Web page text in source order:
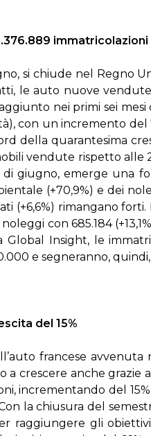
im­ma­tri­co­la­zio­ni
si chiu­de nel Re­gno
le au­to nuo­ve
nei pri­mi sei me­si
con un in­cre­men­to del
del­la qua­ran­te­si­ma
ven­du­te ri­spet­to al­le
di giu­gno, emer­ge una
(+70,9%) e dei
(+6,6%) ri­man­ga­no
con 685.184
Glo­bal In­sight, le
e se­gne­ran­no,
del 15%
fran­ce­se av­ve­nu­ta
cre­sce­re an­che gra­zie
in­cre­men­tan­do del
la chiu­su­ra del
rag­giun­ge­re gli